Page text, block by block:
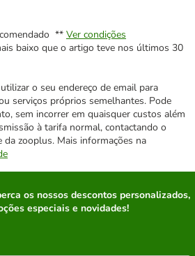
** Ver condições
baixo que o artigo teve nos últimos 30
o seu endereço de email para
serviços próprios semelhantes. Pode
sem incorrer em quaisquer custos além
à tarifa normal, contactando o
zooplus. Mais informações na
os nossos descontos personalizados,
especiais e novidades!